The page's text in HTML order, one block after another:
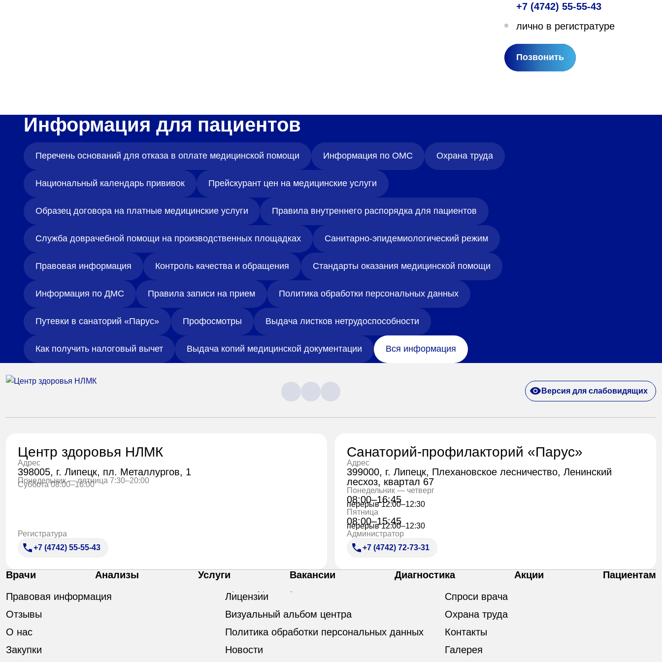
+7 (4742) 55-55-43
399000, г. Липецк, Плехановское лесничество,
+7 (4742) 55-55-43
лично в регистратуре
Позвонить
Информация для пациентов
Перечень оснований для отказа в оплате медицинской помощи Информация по ОМС Охрана труда
Национальный календарь прививок Прейскурант цен на медицинские услуги
Образец договора на платные медицинские услуги Правила внутреннего распорядка для пациентов
Служба доврачебной помощи на производственных площадках Санитарно-эпидемиологический режим
Правовая информация Контроль качества и обращения Стандарты оказания медицинской помощи
Информация по ДМС Правила записи на прием Политика обработки персональных данных
Путевки в санаторий «Парус» Профосмотры Выдача листков нетрудоспособности
Как получить налоговый вычет Выдача копий медицинской документации Вся информация
Версия для слабовидящих
Центр здоровья НЛМК
Адрес
398005, г. Липецк, пл. Металлургов, 1
Понедельник — пятница 7:30–20:00
Суббота 08:00–16:00
Регистратура
+7 (4742) 55-55-43
Санаторий-профилакторий «Парус»
Адрес
399000, г. Липецк, Плехановское лесничество, Ленинский
лесхоз, квартал 67
Понедельник — четверг
08:00–16:45
перерыв 12:00–12:30
Пятница
08:00–15:45
перерыв 12:00–12:30
Администратор
+7 (4742) 72-73-31
Врачи Анализы Услуги Вакансии Диагностика Акции
Пациентам
Правовая информация
Отзывы
О нас
Закупки
Лицензии
Визуальный альбом центра
Политика обработки персональных данных
Новости
Спроси врача
Охрана труда
Контакты
Галерея